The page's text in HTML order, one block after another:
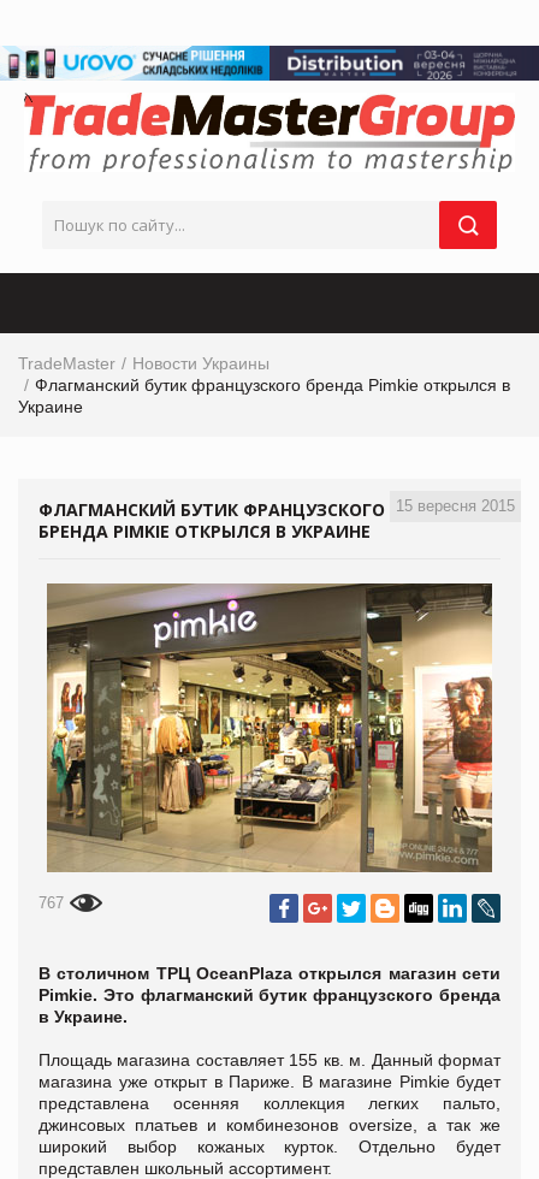
TradeMaster
Новости Украины
Флагманский бутик французского бренда Pimkie открылся в
Украине
15 вересня 2015
ФЛАГМАНСКИЙ БУТИК ФРАНЦУЗСКОГО
БРЕНДА PIMKIE ОТКРЫЛСЯ В УКРАИНЕ
767
В столичном ТРЦ OceanPlaza открылся магазин сети
Pimkie. Это флагманский бутик французского бренда
в Украине.
Площадь магазина составляет 155 кв. м. Данный формат
магазина уже открыт в Париже. В магазине Pimkie будет
представлена осенняя коллекция легких пальто,
джинсовых платьев и комбинезонов oversize, а так же
широкий выбор кожаных курток. Отдельно будет
представлен школьный ассортимент.